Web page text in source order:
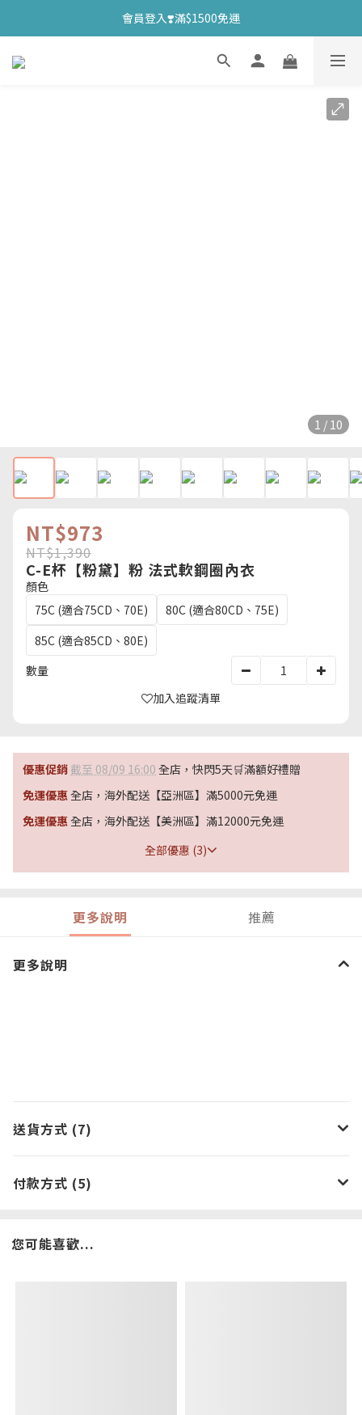
會員登入❣️滿$1500免運
1 / 10
NT$973
NT$1,390
C-E杯【粉黛】粉 法式軟鋼圈內衣
顏色
75C (適合75CD、70E)
80C (適合80CD、75E)
85C (適合85CD、80E)
數量
加入追蹤清單
優惠促銷 截至 08/09 16:00 全店，快閃5天🛒滿額好禮贈
免運優惠全店，海外配送【亞洲區】滿5000元免運
免運優惠全店，海外配送【美洲區】滿12000元免運
全部優惠 (3)
更多說明 推薦
更多說明
送貨方式 (7)
付款方式 (5)
您可能喜歡...